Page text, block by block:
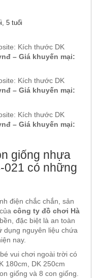
5 tuổi
Kích thước DK
– Giá khuyến mại:
Kích thước DK
– Giá khuyến mại:
Kích thước DK
– Giá khuyến mại:
giống nhựa
021 có những
điện chắc chắn, sản
công ty đồ chơi Hà
đặc biệt là an toàn
dụng nguyên liệu chứa
nay.
vui chơi ngoài trời có
180cm, DK 250cm
giống và 8 con giống.